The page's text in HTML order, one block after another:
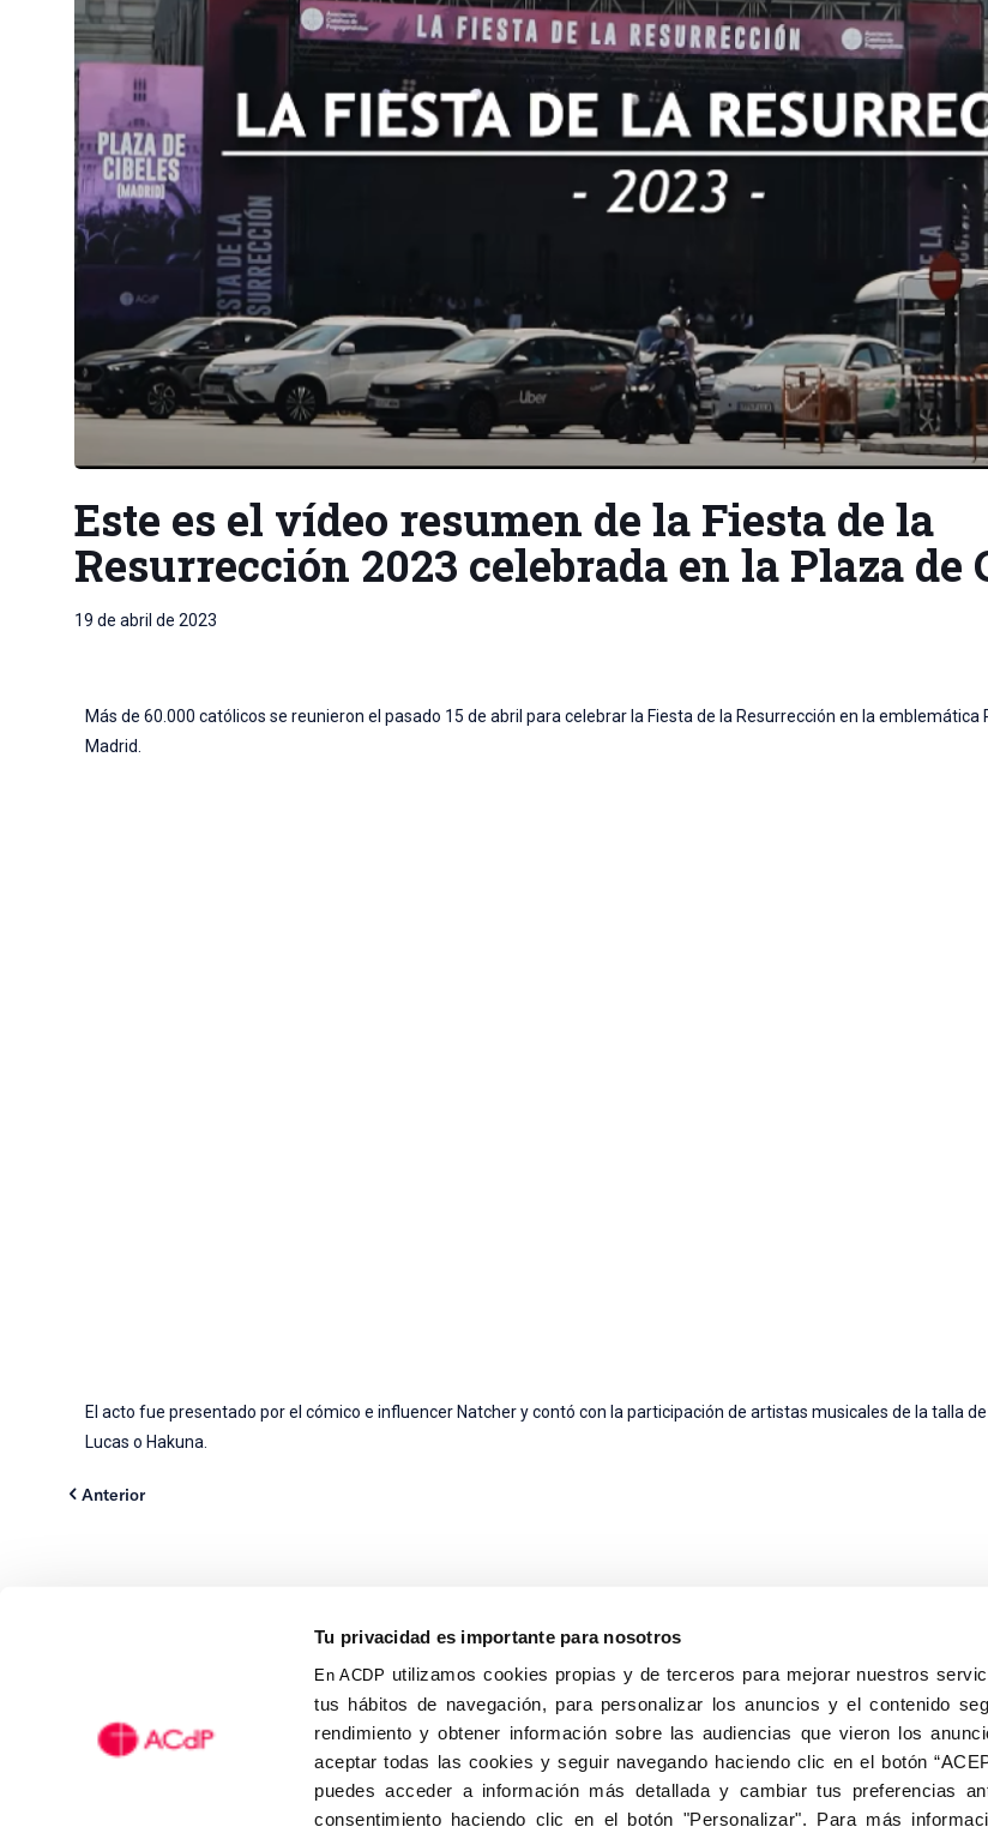
Tu privacidad es importante para nosotros
En ACDP utilizamos cookies propias y de terceros para mejorar nuestros
tus hábitos de navegación, para personalizar los anuncios y el contenido
rendimiento y obtener información sobre las audiencias que vieron los
aceptar todas las cookies y seguir navegando haciendo clic en el botón
puedes acceder a información más detallada y cambiar tus preferencias
consentimiento haciendo clic en el botón "Personalizar". Para más
Este es el vídeo resumen de la Fiesta de la
Resurrección 2023 celebrada en la Plaza de
19 de abril de 2023
Más de 60.000 católicos se reunieron el pasado 15 de abril para celebrar la Fiesta de la Resurrección en la emblemática
Madrid.
El acto fue presentado por el cómico e influencer Natcher y contó con la participación de artistas musicales de la talla
Lucas o Hakuna.
Anterior
Calle Isaac Peral, 58 C.P.: 28040, Madrid
Tel (+34) 91 456 63 27
Fax: (+34) 91 535 19 98
acdp@acdp.es
Aviso Legal